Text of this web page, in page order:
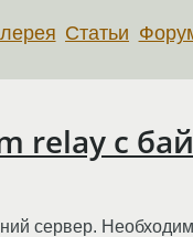
Статьи
relay с
сервер.